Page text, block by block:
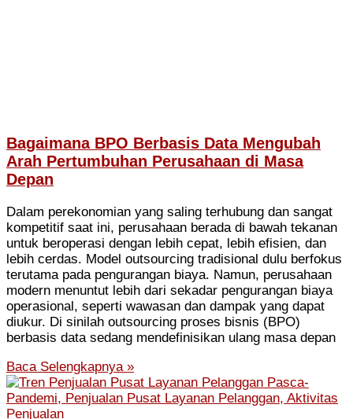
Bagaimana BPO Berbasis Data Mengubah
Arah Pertumbuhan Perusahaan di Masa
Depan
Dalam perekonomian yang saling terhubung dan sangat
kompetitif saat ini, perusahaan berada di bawah tekanan
untuk beroperasi dengan lebih cepat, lebih efisien, dan
lebih cerdas. Model outsourcing tradisional dulu berfokus
terutama pada pengurangan biaya. Namun, perusahaan
modern menuntut lebih dari sekadar pengurangan biaya
operasional, seperti wawasan dan dampak yang dapat
diukur. Di sinilah outsourcing proses bisnis (BPO)
berbasis data sedang mendefinisikan ulang masa depan
Baca Selengkapnya »